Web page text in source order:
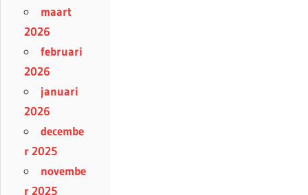
maart
2026
februari
2026
januari
2026
decembe
r 2025
novembe
r 2025